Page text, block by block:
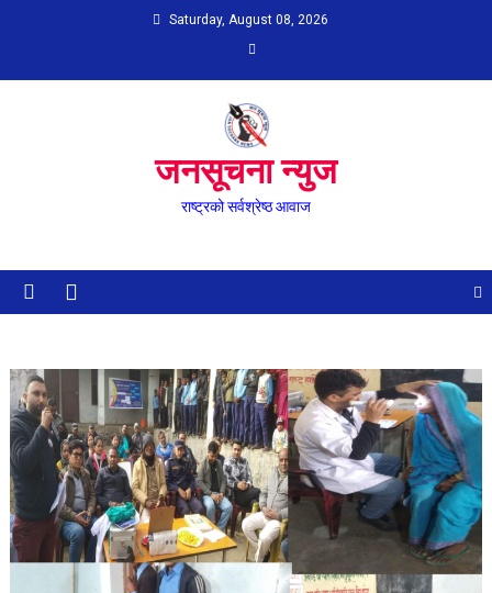
Saturday, August 08, 2026
जनसूचना न्युज
राष्ट्रको सर्वश्रेष्ठ आवाज